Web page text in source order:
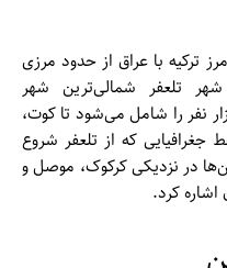
ترکیه با عراق از حدود مرزی
تلعفر شمالی‌ترین شهر
نفر را شامل می‌شود تا کوت،
جغرافیایی که از تلعفر شروع
در نزدیکی کرکوک، موصل و
کرد.